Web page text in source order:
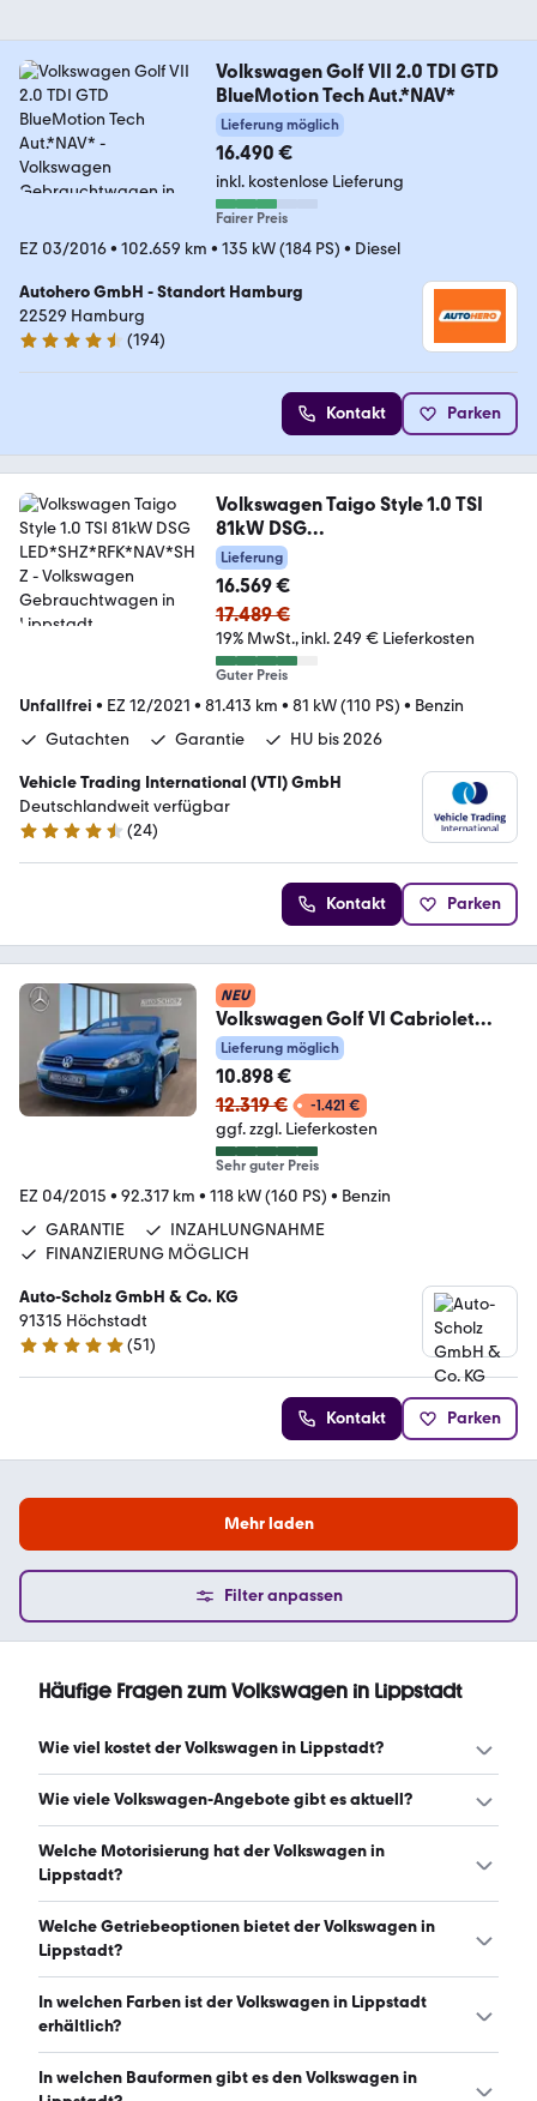
Volkswagen Golf VII 2.0 TDI GTD
BlueMotion Tech Aut.*NAV*
Lieferung möglich
16.490 €
inkl. kostenlose Lieferung
Fairer Preis
EZ 03/2016• 102.659 km • 135 kW (184 PS) • Diesel
Autohero GmbH - Standort Hamburg
22529 Hamburg
4.6 Sterne
(194)
Kontakt Parken
Volkswagen Taigo Style 1.0 TSI
81kW DSG
LED*SHZ*RFK*NAV*SHZ
Lieferung
16.569 €
17.489 €
19% MwSt. inkl. 249 € Lieferkosten
Guter Preis
Unfallfrei • EZ 12/2021 • 81.413 km • 81 kW (110 PS) • Benzin
Gutachten
Garantie HU bis 2026
Vehicle Trading International (VTI) GmbH
Deutschlandweit verfügbar
4.4 Sterne
(24)
Kontakt Parken
NEU
Volkswagen Golf VI Cabriolet
PARK
ASSIST+NAVI+WINDSCHOTT+BC
Lieferung möglich
10.898 €
12.319 €
-1.421 €
ggf. zzgl. Lieferkosten
Sehr guter Preis
EZ 04/2015 • 92.317 km • 118 kW (160 PS) • Benzin
GARANTIE
INZAHLUNGNAHME
FINANZIERUNG MÖGLICH
Auto-Scholz GmbH & Co. KG
91315 Höchstadt
4.8 Sterne
(51)
Kontakt Parken
Mehr laden
Filter anpassen
Häufige Fragen zum Volkswagen in Lippstadt
Wie viel kostet der Volkswagen in Lippstadt?
Ein guter Preis für einen Volkswagen in Lippstadt liegt
starten ab 154 € monatlich. (Stand: 9.8.2026)
Wie viele Volkswagen-Angebote gibt es aktuell?
Es gibt insgesamt 2.302 Volkswagen bei mobile.de, davon
2.112 Gebraucht- und 190 Neuwagen. (Stand: 9.8.2026)
Welche Motorisierung hat der Volkswagen in
Lippstadt?
Der Volkswagen in Lippstadt hat Leistungen zwischen 94
und 305 PS. (Stand: 9.8.2026)
Welche Getriebeoptionen bietet der Volkswagen in
Lippstadt?
Der Volkswagen in Lippstadt ist mit automatischem und
manuellem Getriebe erhältlich. (Stand: 9.8.2026)
In welchen Farben ist der Volkswagen in Lippstadt
erhältlich?
Den Volkswagen in Lippstadt gibt es in folgenden Farben:
schwarz, grau, weiß, blau, silber, rot, grün, gelb, beige,
In welchen Bauformen gibt es den Volkswagen in